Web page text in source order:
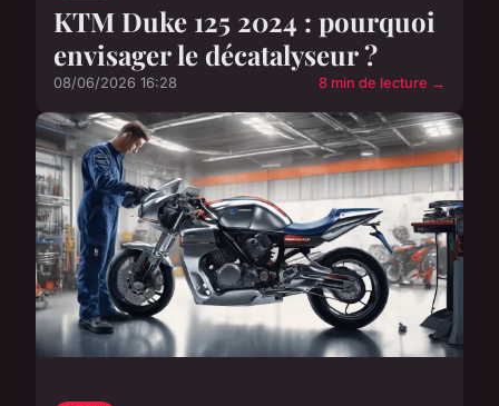
KTM Duke 125 2024 : pourquoi
envisager le décatalyseur ?
08/06/2026 16:28 8 min de lecture →